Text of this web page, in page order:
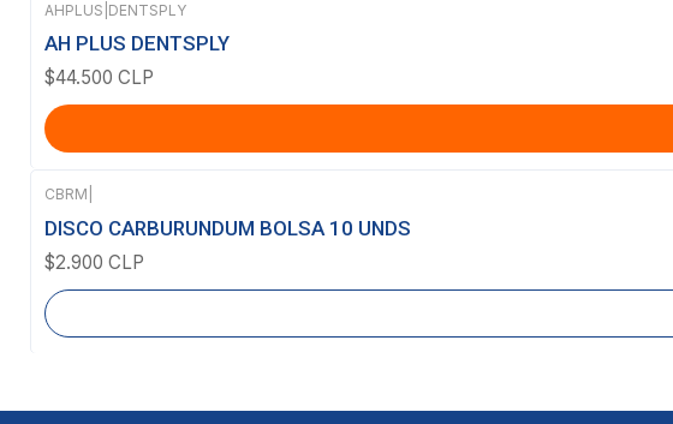
AHPLUS DENTSPLY
AH PLUS DENTSPLY
$44.500 CLP
Agotado
CBRM
DISCO CARBURUNDUM BOLSA 10 UNDS
$2.900 CLP